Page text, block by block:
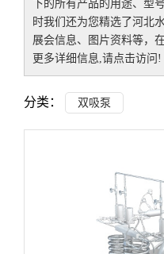
下的所有产品的用途、型
时我们还为您精选了河北
展会信息、图片资料等，
更多详细信息,请点击访问!
分类： 双吸泵